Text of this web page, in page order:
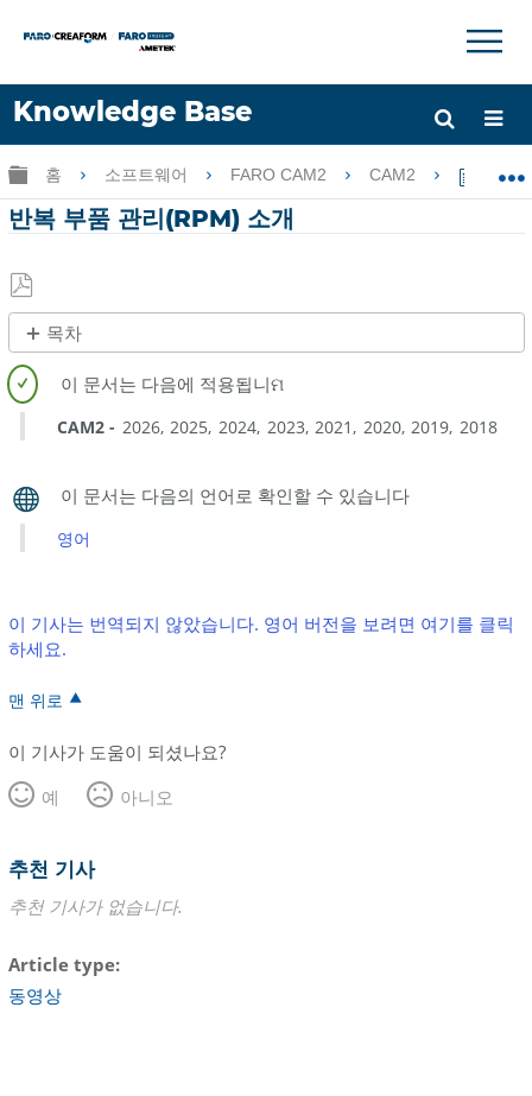
Knowledge Base
언어
도움 받기 로그인
×
글로벌 계층 확장/축소
홈 소프트웨어 FARO CAM2 CAM2 반복
반복 부품 관리(RPM) 소개
PDF
로
저
장
목차
제
목
없
음
CAM2 2026 2025 2024 2023 2021 2020 2019 2018
영어
이 기사는 번역되지 않았습니다. 영어 버전을 보려면 여기를 클릭
하세요.
맨 위로
이 기사가 도움이 되셨나요?
예
아니오
추천 기사
추천 기사가 없습니다.
Article type
동영상